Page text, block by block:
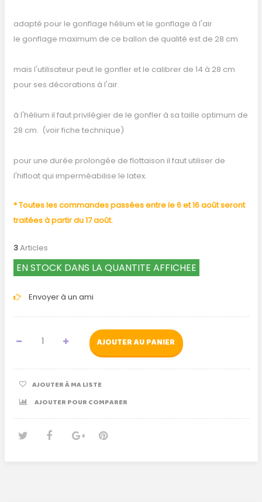
adapté pour le gonflage hélium et le gonflage à l'air
le gonflage maximum de ce ballon de qualité est de 28 cm
mais l'utilisateur peut le gonfler et le calibrer de 14 à 28 cm
pour ses décorations à l'air.
à l'hélium il faut privilégier de le gonfler à sa taille optimum de
28 cm. (voir fiche technique)
pour une durée prolongée de flottaison il faut utiliser de
l'hifloat qui imperméabilise le latex.
* Toutes les commandes passées entre le 6 et 16 août seront
traitées à partir du 17 août.
3Articles
EN STOCK DANS LA QUANTITE AFFICHEE
Envoyer à un ami
AJOUTER AU PANIER
AJOUTER À MA LISTE
AJOUTER POUR COMPARER